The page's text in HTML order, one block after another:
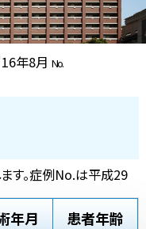
年8月 No.
す。症例No.は平成29
年月 患者年齢